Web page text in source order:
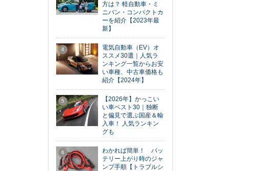
方は？ 軽自動車・ミ
ニバン・コンパクトカ
ーを紹介【2023年最
新】
4
電気自動車（EV）オ
ススメ30選｜人気ラ
ンキング一覧からお安
い車種、中古車価格も
紹介【2024年】
5
【2026年】かっこい
い車ベスト30｜独断
と偏見で選ぶ国産＆輸
入車！ 人気ランキン
グも
6
わかれば簡単！ バッ
テリー上がり時のジャ
ンプ手順【トラブルシ